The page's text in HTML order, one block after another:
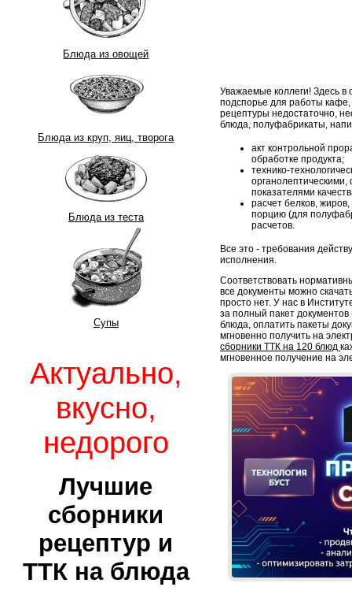
Блюда из овощей
Блюда из круп, яиц, творога
Блюда из теста
Супы
Актуально,
вкусно,
недорого
Лучшие
сборники
рецептур и
ТТК на блюда
Уважаемые коллеги! Здесь
подспорье для работы
рецептуры недостаточно,
блюда, полуфабрикаты,
акт контрольной
обработке продукта;
технико-
показателями
расчет белков,
порцию (для
расчетов.
Все это - требования
исполнения.
Соответствовать
все документы можно
просто нет. У нас в
за полный пакет документов
блюда, оплатить пакеты
мгновенно получить на
сборники ТТК на 120 блюд
мгновенное получение на